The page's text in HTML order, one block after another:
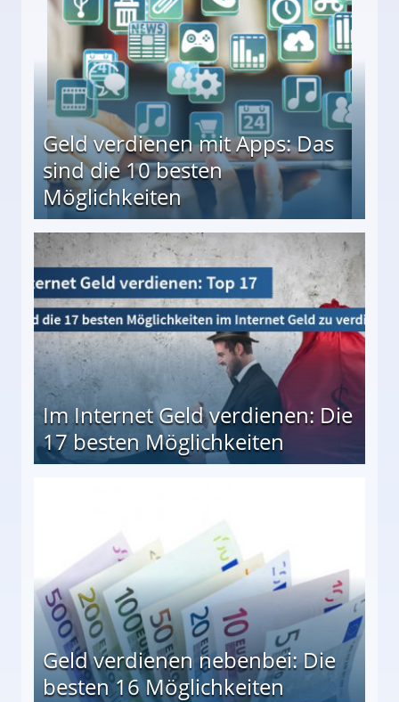
Geld verdienen mit Apps: Das
sind die 10 besten
Möglichkeiten
besten Möglichkeiten
Im Internet Geld verdienen: Die
17 besten Möglichkeiten
Geld verdienen nebenbei: Die
besten 16 Möglichkeiten